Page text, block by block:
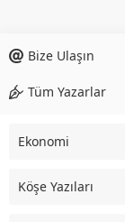
Mehmet
Aday Adaylığını
23 KASIM 2023